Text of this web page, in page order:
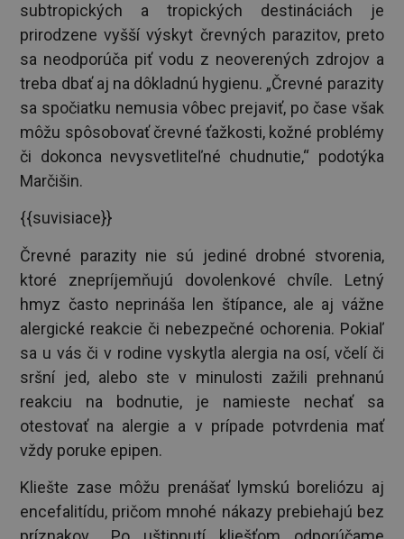
subtropických a tropických destináciách je
prirodzene vyšší výskyt črevných parazitov, preto
sa neodporúča piť vodu z neoverených zdrojov a
treba dbať aj na dôkladnú hygienu. „Črevné parazity
sa spočiatku nemusia vôbec prejaviť, po čase však
môžu spôsobovať črevné ťažkosti, kožné problémy
či dokonca nevysvetliteľné chudnutie,“ podotýka
Marčišin.
{{suvisiace}}
Črevné parazity nie sú jediné drobné stvorenia,
ktoré znepríjemňujú dovolenkové chvíle. Letný
hmyz často neprináša len štípance, ale aj vážne
alergické reakcie či nebezpečné ochorenia. Pokiaľ
sa u vás či v rodine vyskytla alergia na osí, včelí či
sršní jed, alebo ste v minulosti zažili prehnanú
reakciu na bodnutie, je namieste nechať sa
otestovať na alergie a v prípade potvrdenia mať
vždy poruke epipen.
Kliešte zase môžu prenášať lymskú boreliózu aj
encefalitídu, pričom mnohé nákazy prebiehajú bez